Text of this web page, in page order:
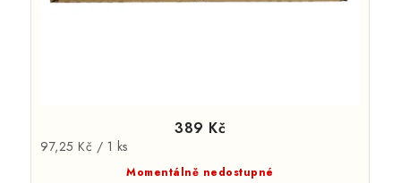
Momentálně nedostupné
389 Kč
Měrná
97,25 Kč / 1 ks